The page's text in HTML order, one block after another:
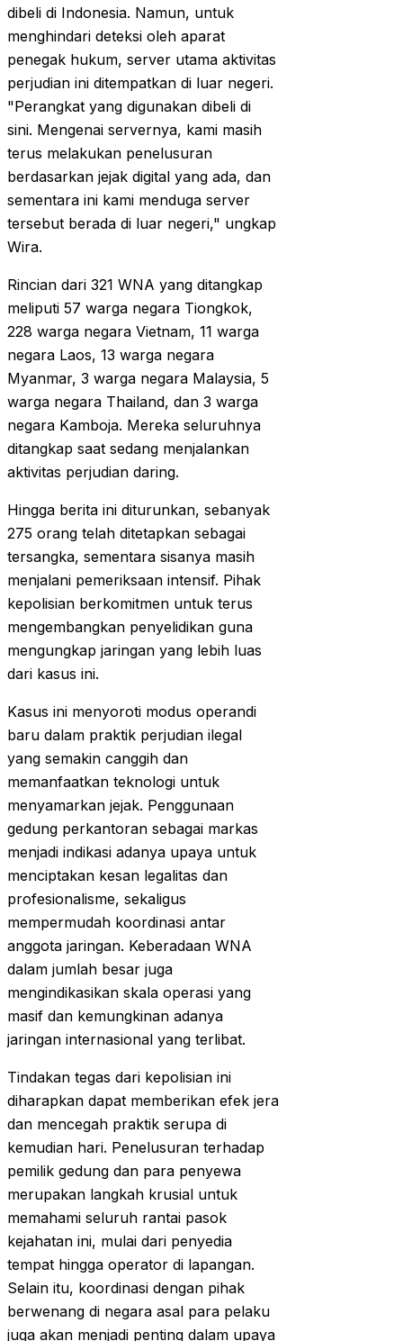
dibeli di Indonesia. Namun, untuk
menghindari deteksi oleh aparat
penegak hukum, server utama aktivitas
perjudian ini ditempatkan di luar negeri.
"Perangkat yang digunakan dibeli di
sini. Mengenai servernya, kami masih
terus melakukan penelusuran
berdasarkan jejak digital yang ada, dan
sementara ini kami menduga server
tersebut berada di luar negeri," ungkap
Wira.
Rincian dari 321 WNA yang ditangkap
meliputi 57 warga negara Tiongkok,
228 warga negara Vietnam, 11 warga
negara Laos, 13 warga negara
Myanmar, 3 warga negara Malaysia, 5
warga negara Thailand, dan 3 warga
negara Kamboja. Mereka seluruhnya
ditangkap saat sedang menjalankan
aktivitas perjudian daring.
Hingga berita ini diturunkan, sebanyak
275 orang telah ditetapkan sebagai
tersangka, sementara sisanya masih
menjalani pemeriksaan intensif. Pihak
kepolisian berkomitmen untuk terus
mengembangkan penyelidikan guna
mengungkap jaringan yang lebih luas
dari kasus ini.
Kasus ini menyoroti modus operandi
baru dalam praktik perjudian ilegal
yang semakin canggih dan
memanfaatkan teknologi untuk
menyamarkan jejak. Penggunaan
gedung perkantoran sebagai markas
menjadi indikasi adanya upaya untuk
menciptakan kesan legalitas dan
profesionalisme, sekaligus
mempermudah koordinasi antar
anggota jaringan. Keberadaan WNA
dalam jumlah besar juga
mengindikasikan skala operasi yang
masif dan kemungkinan adanya
jaringan internasional yang terlibat.
Tindakan tegas dari kepolisian ini
diharapkan dapat memberikan efek jera
dan mencegah praktik serupa di
kemudian hari. Penelusuran terhadap
pemilik gedung dan para penyewa
merupakan langkah krusial untuk
memahami seluruh rantai pasok
kejahatan ini, mulai dari penyedia
tempat hingga operator di lapangan.
Selain itu, koordinasi dengan pihak
berwenang di negara asal para pelaku
juga akan menjadi penting dalam upaya